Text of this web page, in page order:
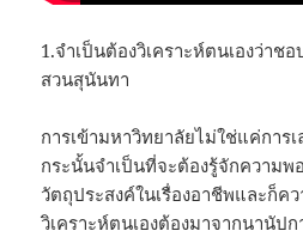
1.จำเป็นต้องวิเคราะห์ตนเองว่าช
สวนสุนันทา
การเข้ามหาวิทยาลัยไม่ใช่แค่การเ
กระนั้นจำเป็นที่จะต้องรู้จักความพ
วัตถุประสงค์ในเรื่องอาชีพและก็ค
วิเคราะห์ตนเองต้องมาจากนานัป